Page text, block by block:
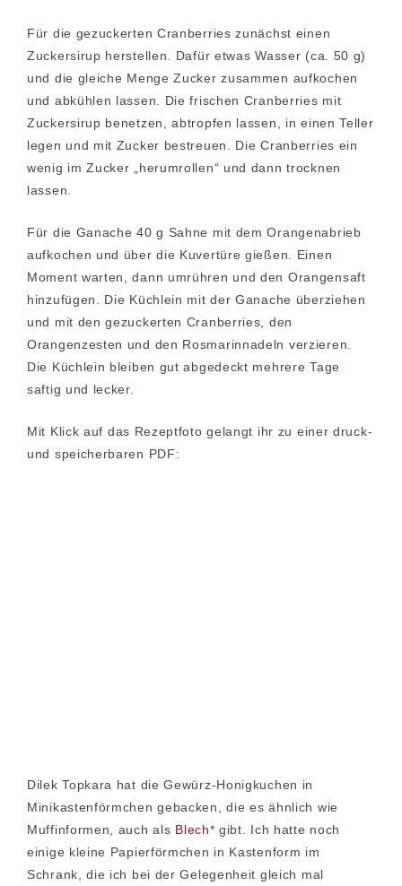
Für die gezuckerten Cranberries zunächst einen
Zuckersirup herstellen. Dafür etwas Wasser (ca. 50 g)
und die gleiche Menge Zucker zusammen aufkochen
und abkühlen lassen. Die frischen Cranberries mit
Zuckersirup benetzen, abtropfen lassen, in einen Teller
legen und mit Zucker bestreuen. Die Cranberries ein
wenig im Zucker „herumrollen“ und dann trocknen
lassen.
Für die Ganache 40 g Sahne mit dem Orangenabrieb
aufkochen und über die Kuvertüre gießen. Einen
Moment warten, dann umrühren und den Orangensaft
hinzufügen. Die Küchlein mit der Ganache überziehen
und mit den gezuckerten Cranberries, den
Orangenzesten und den Rosmarinnadeln verzieren.
Die Küchlein bleiben gut abgedeckt mehrere Tage
saftig und lecker.
Mit Klick auf das Rezeptfoto gelangt ihr zu einer druck-
und speicherbaren PDF:
Dilek Topkara hat die Gewürz-Honigkuchen in
Minikastenförmchen gebacken, die es ähnlich wie
Muffinformen, auch als Blech* gibt. Ich hatte noch
einige kleine Papierförmchen in Kastenform im
Schrank, die ich bei der Gelegenheit gleich mal